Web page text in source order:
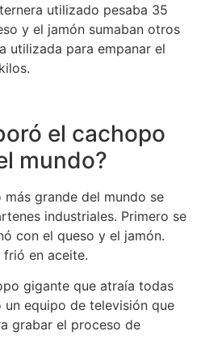
utilizado pesaba 35
y el jamón sumaban otros
utilizada para empanar el
el cachopo
mundo?
grande del mundo se
industriales. Primero se
con el queso y el jamón.
frió en aceite.
gigante que atraía todas
un equipo de televisión que
grabar el proceso de